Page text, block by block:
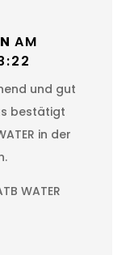
AM
und gut
bestätigt
in der
WATER